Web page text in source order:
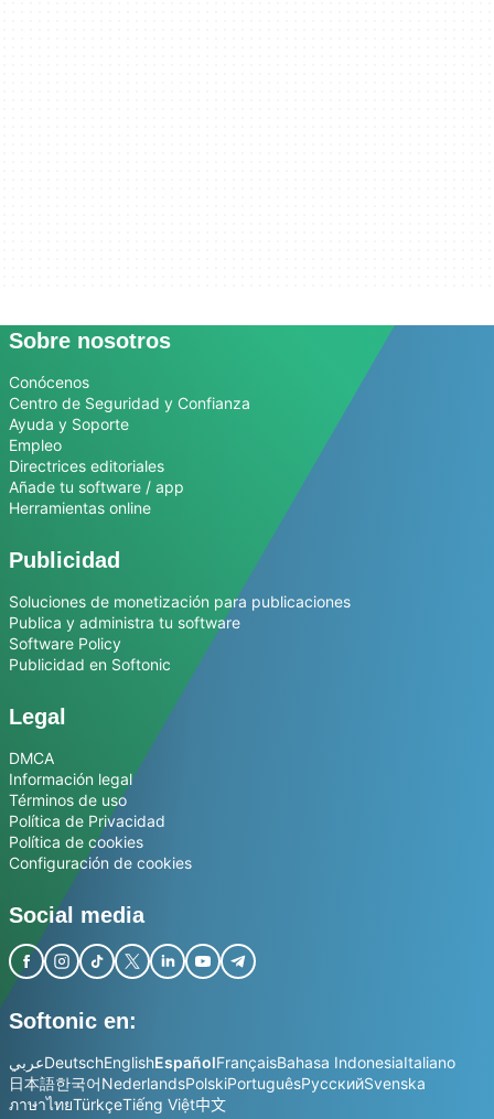
Sobre nosotros
Conócenos
Centro de Seguridad y Confianza
Ayuda y Soporte
Empleo
Directrices editoriales
Añade tu software / app
Herramientas online
Publicidad
Soluciones de monetización para publicaciones
Publica y administra tu software
Software Policy
Publicidad en Softonic
Legal
DMCA
Información legal
Términos de uso
Política de Privacidad
Política de cookies
Configuración de cookies
Social media
Softonic en:
عربيDeutschEnglishEspañolFrançaisBahasa IndonesiaItaliano
日本語한국어NederlandsPolskiPortuguêsРусскийSvenska
ภาษาไทยTürkçeTiếng Việt中文